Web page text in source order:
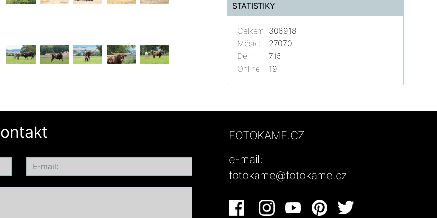
STATISTIKY
Online: 19
Celkem: 306918
Měsíc:
27070
Den:
715
FOTOKAME.CZ
e-mail:
fotokame@fotokame.cz